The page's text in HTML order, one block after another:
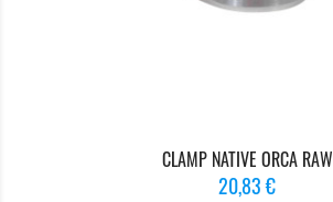
CLAMP NATIVE ORCA RAW
Prix
20,83 €